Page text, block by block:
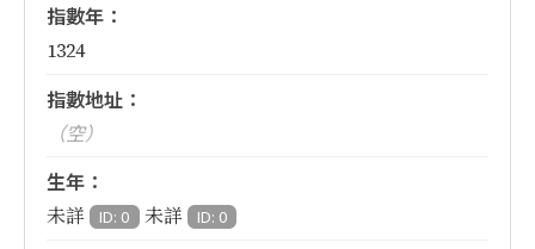
指數年：
1324
指數地址：
（空）
生年：
未詳 ID: 0 未詳 ID: 0